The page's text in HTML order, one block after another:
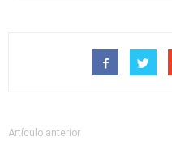
Artículo anterior